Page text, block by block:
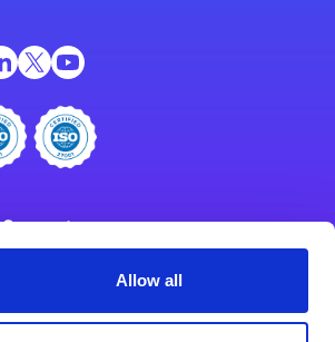
Allow all
Support
Impressum